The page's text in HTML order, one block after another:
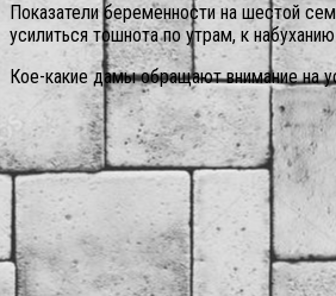
Показатели беременности на шестой
усилиться тошнота по утрам, к
Кое-какие дамы обращают внимание на